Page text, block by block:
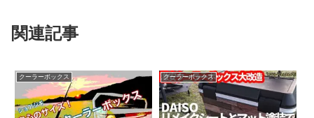
関連記事
クーラーボックス クーラーボックス